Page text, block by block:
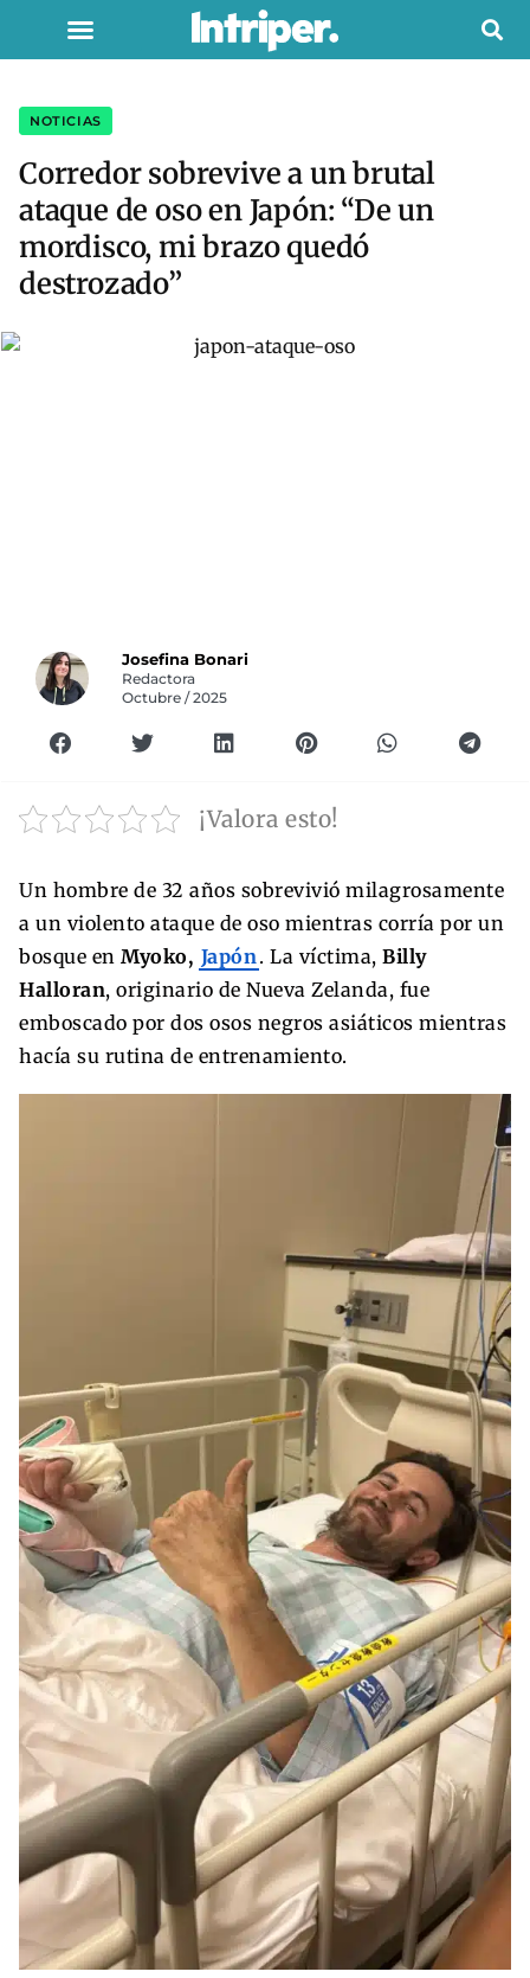
NOTICIAS
Corredor sobrevive a un brutal
ataque de oso en Japón: “De un
mordisco, mi brazo quedó
destrozado”
Josefina Bonari
Redactora
Octubre / 2025
¡Valora esto!
Un hombre de 32 años sobrevivió milagrosamente
a un violento ataque de oso mientras corría por un
bosque en Myoko, Japón . La víctima, Billy
Halloran, originario de Nueva Zelanda, fue
emboscado por dos osos negros asiáticos mientras
hacía su rutina de entrenamiento.